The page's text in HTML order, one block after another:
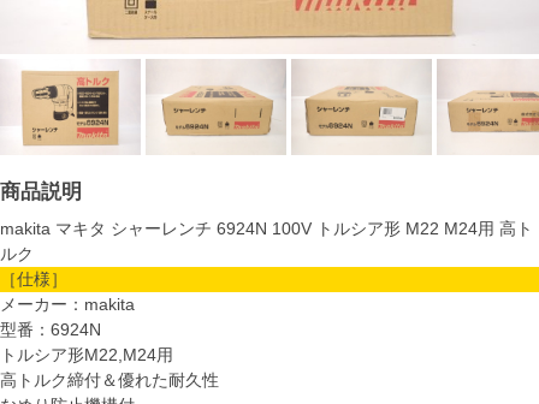
商品説明
makita マキタ シャーレンチ 6924N 100V トルシア形 M22 M24用 高ト
ルク
［仕様］
メーカー：makita
型番：6924N
トルシア形M22,M24用
高トルク締付＆優れた耐久性